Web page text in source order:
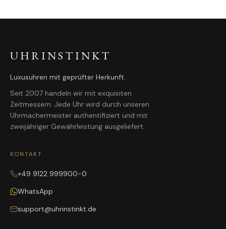
UHRINSTINKT
Luxusuhren mit geprüfter Herkunft.
Seit 2007 handeln wir mit exquisiten
Zeitmessern. Jede Uhr wird durch unseren
Uhrmachermeister authentifiziert und mit
zweijähriger Gewährleistung ausgeliefert.
KONTAKT
+49 9122 999900-0
WhatsApp
support@uhrinstinkt.de